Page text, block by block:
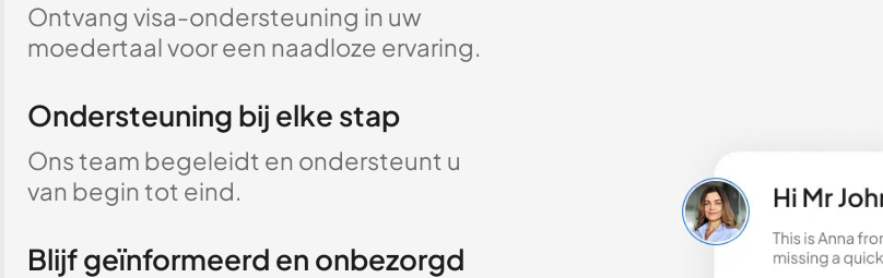
Ontvang visa-ondersteuning in uw
moedertaal voor een naadloze ervaring.
Ondersteuning bij elke stap
Ons team begeleidt en ondersteunt u
van begin tot eind.
Blijf geïnformeerd en onbezorgd